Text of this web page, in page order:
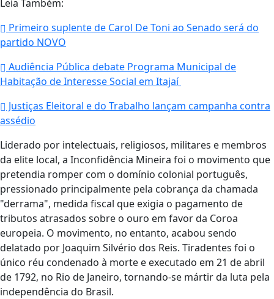
Leia Também:
Primeiro suplente de Carol De Toni ao Senado será do
partido NOVO
Audiência Pública debate Programa Municipal de
Habitação de Interesse Social em Itajaí
Justiças Eleitoral e do Trabalho lançam campanha contra
assédio
Liderado por intelectuais, religiosos, militares e membros
da elite local, a Inconfidência Mineira foi o movimento que
pretendia romper com o domínio colonial português,
pressionado principalmente pela cobrança da chamada
"derrama", medida fiscal que exigia o pagamento de
tributos atrasados sobre o ouro em favor da Coroa
europeia. O movimento, no entanto, acabou sendo
delatado por Joaquim Silvério dos Reis. Tiradentes foi o
único réu condenado à morte e executado em 21 de abril
de 1792, no Rio de Janeiro, tornando-se mártir da luta pela
independência do Brasil.